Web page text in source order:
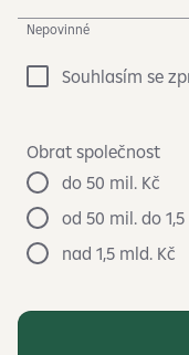
Nepovinné
Souhlasím se
Obrat společnost
do 50 mil. Kč
od 50 mil. do
nad 1,5 mld. Kč